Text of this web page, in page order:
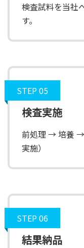
検査試料を当社
す。
STEP 05
検査実施
前処理 → 培養
実施）
STEP 06
結果納品